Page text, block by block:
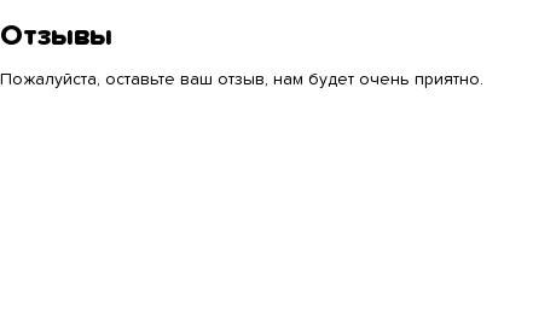
Отзывы
Пожалуйста, оставьте ваш отзыв, нам будет очень приятно.